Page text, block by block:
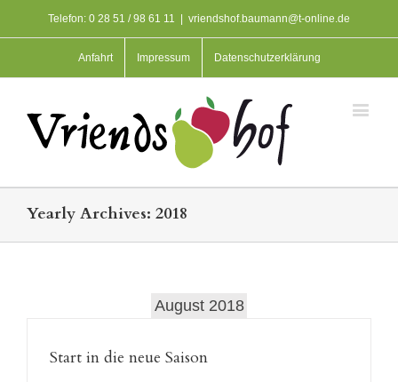
Telefon: 0 28 51 / 98 61 11 vriendshof.baumann@t-online.de
Anfahrt Impressum Datenschutzerklärung
Yearly Archives: 2018
August 2018
Start in die neue Saison